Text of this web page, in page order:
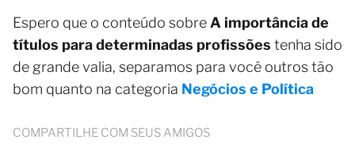
Espero que o conteúdo sobre A importância de
títulos para determinadas profissões tenha sido
de grande valia, separamos para você outros tão
bom quanto na categoria Negócios e Política
COMPARTILHE COM SEUS AMIGOS